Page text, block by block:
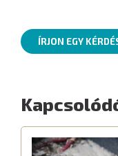
ÍRJON EGY